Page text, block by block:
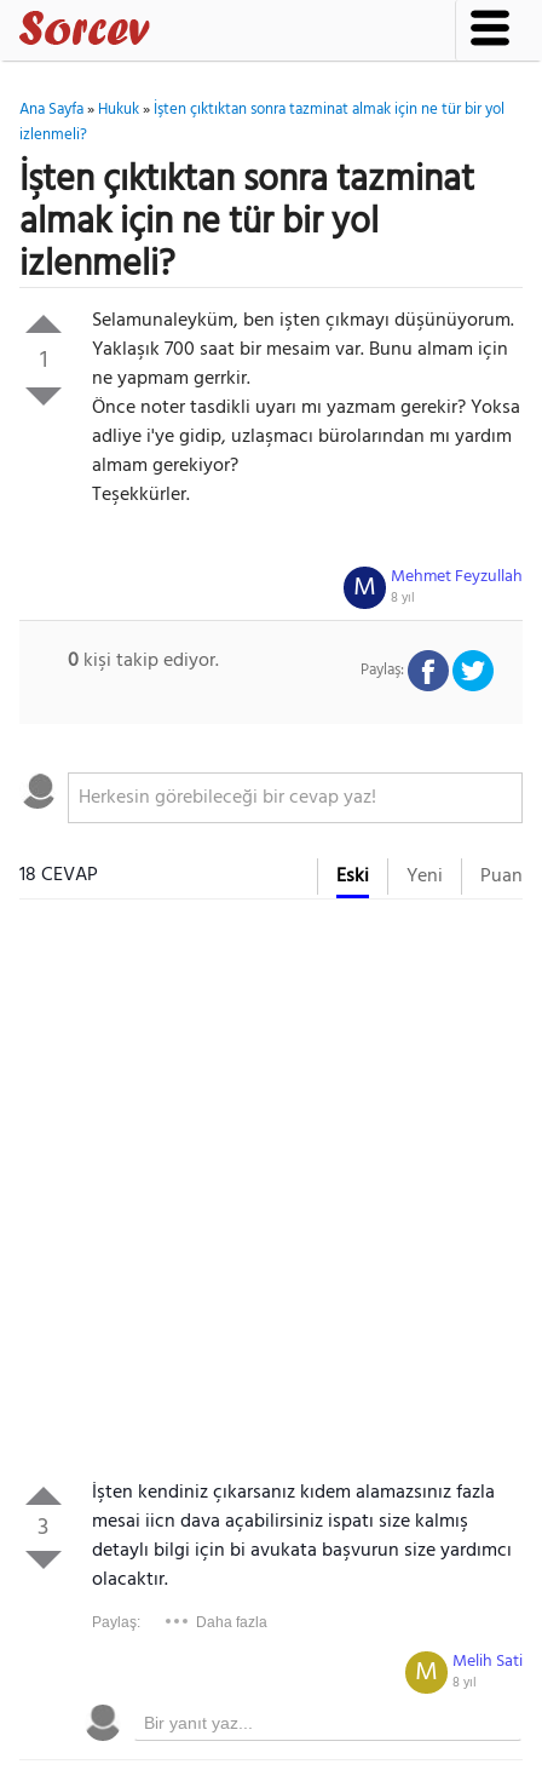
Ana Sayfa»Hukuk»İşten çıktıktan sonra tazminat almak için ne tür bir yol
izlenmeli?
İşten çıktıktan sonra tazminat
almak için ne tür bir yol
izlenmeli?
1
Selamunaleyküm, ben işten çıkmayı düşünüyorum.
Yaklaşık 700 saat bir mesaim var. Bunu almam için
ne yapmam gerrkir.
Önce noter tasdikli uyarı mı yazmam gerekir? Yoksa
adliye i'ye gidip, uzlaşmacı bürolarından mı yardım
almam gerekiyor?
Teşekkürler.
Mehmet Feyzullah
8 yıl
M
0kişi takip ediyor. Paylaş:
18 CEVAP Eski Yeni Puan
3
İşten kendiniz çıkarsanız kıdem alamazsınız fazla
mesai iicn dava açabilirsiniz ispatı size kalmış
detaylı bilgi için bi avukata başvurun size yardımcı
olacaktır.
Paylaş: Daha fazla
Melih Sati
8 yıl
M